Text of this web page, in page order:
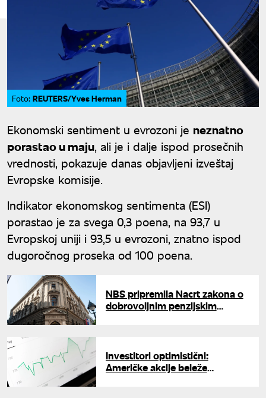
Foto: REUTERS/Yves Herman
Ekonomski sentiment u evrozoni je neznatno
porastao u maju, ali je i dalje ispod prosečnih
vrednosti, pokazuje danas objavljeni izveštaj
Evropske komisije.
Indikator ekonomskog sentimenta (ESI)
porastao je za svega 0,3 poena, na 93,7 u
Evropskoj uniji i 93,5 u evrozoni, znatno ispod
dugoročnog proseka od 100 poena.
NBS pripremila Nacrt zakona o
dobrovoljnim penzijskim
Investitori optimistični:
Američke akcije beleže